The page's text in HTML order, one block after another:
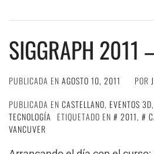
SIGGRAPH 2011
PUBLICADA EN AGOSTO 10, 2011 POR
PUBLICADA EN CASTELLANO, EVENTOS 3D,
TECNOLOGÍA
ETIQUETADO EN 2011,
VANCUVER